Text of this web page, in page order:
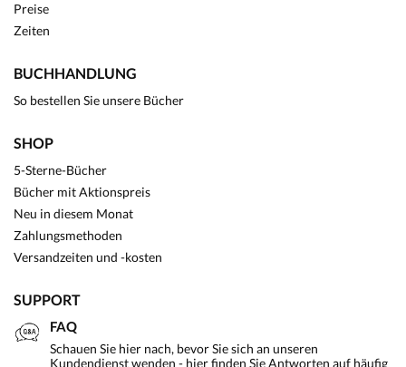
Preise
Zeiten
BUCHHANDLUNG
So bestellen Sie unsere Bücher
SHOP
5-Sterne-Bücher
Bücher mit Aktionspreis
Neu in diesem Monat
Zahlungsmethoden
Versandzeiten und -kosten
SUPPORT
FAQ
Schauen Sie hier nach, bevor Sie sich an unseren
Kundendienst wenden - hier finden Sie Antworten auf häufig